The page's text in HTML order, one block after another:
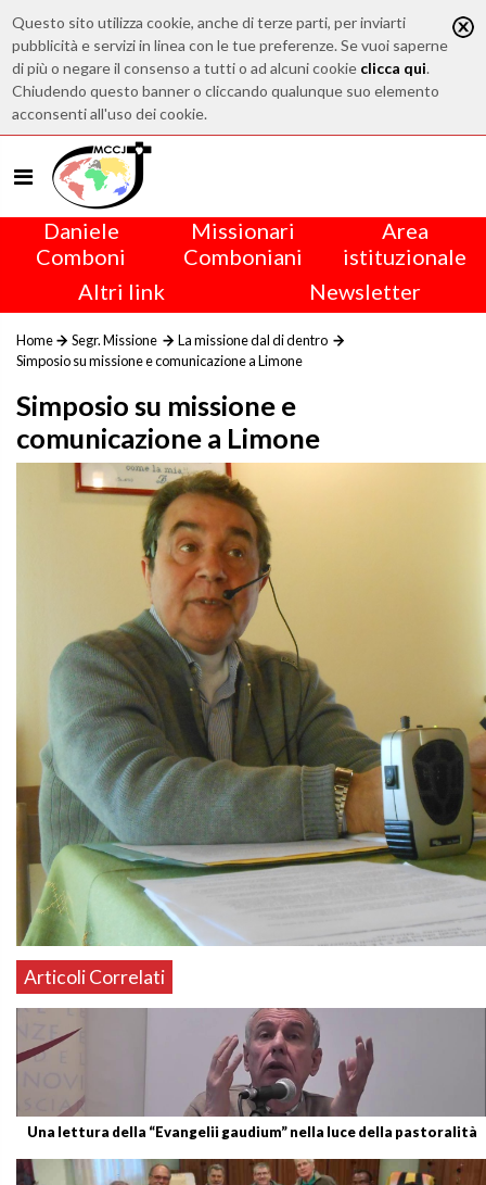
Questo sito utilizza cookie, anche di terze parti, per inviarti
pubblicità e servizi in linea con le tue preferenze. Se vuoi saperne
di più o negare il consenso a tutti o ad alcuni cookie clicca qui.
Chiudendo questo banner o cliccando qualunque suo elemento
acconsenti all'uso dei cookie.
Daniele
Comboni
Missionari
Comboniani
Area
istituzionale
Altri link
Newsletter
Home Segr. Missione
La missione dal di dentro
Simposio su missione e comunicazione a Limone
Simposio su missione e
comunicazione a Limone
Articoli Correlati
Una lettura della “Evangelii gaudium” nella luce della pastoralità